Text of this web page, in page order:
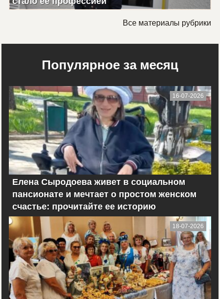
Все материалы рубрики
Популярное за месяц
16-07-2026
Елена Сыродоева живет в социальном
пансионате и мечтает о простом женском
счастье: прочитайте ее историю
18-07-2026